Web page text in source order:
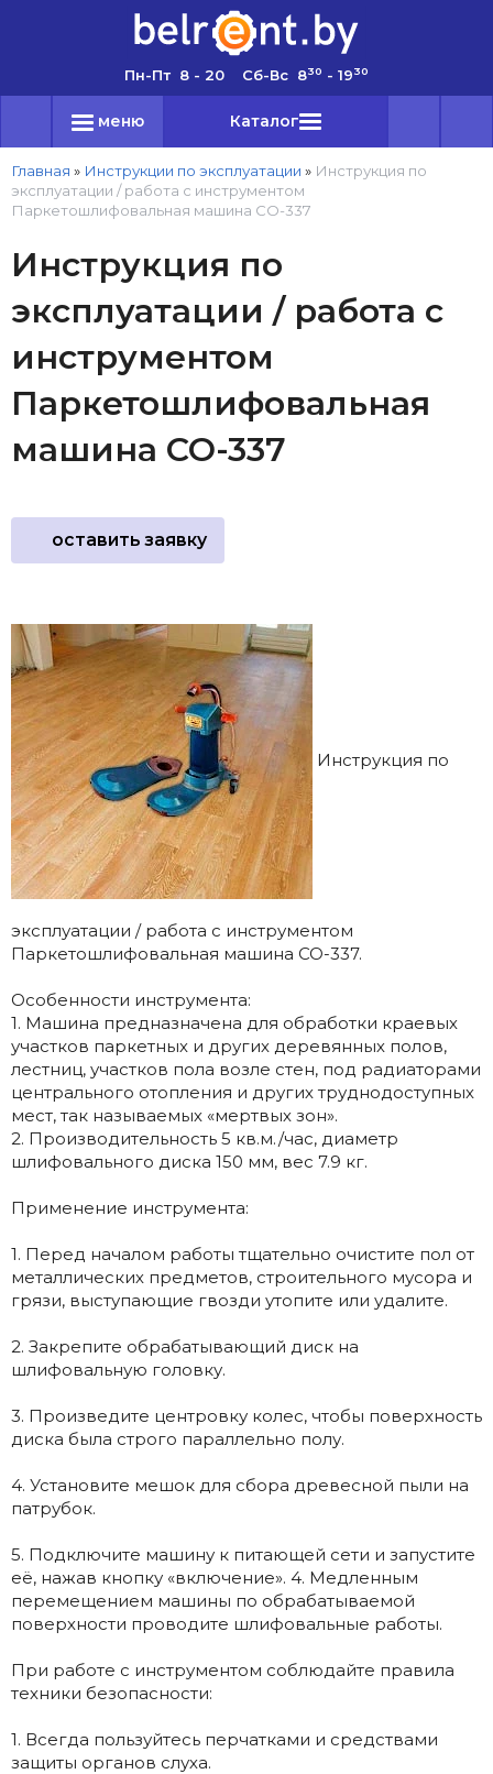
Пн-Пт 8 - 20 Сб-Вс 830 - 1930
меню Каталог
Главная » Инструкции по эксплуатации » Инструкция по
эксплуатации / работа с инструментом
Паркетошлифовальная машина CO-337
Инструкция по
эксплуатации / работа с
инструментом
Паркетошлифовальная
машина CO-337
оставить заявку
Инструкция по
эксплуатации / работа с инструментом
Паркетошлифовальная машина CO-337.
Особенности инструмента:
1. Машина предназначена для обработки краевых
участков паркетных и других деревянных полов,
лестниц, участков пола возле стен, под радиаторами
центрального отопления и других труднодоступных
мест, так называемых «мертвых зон».
2. Производительность 5 кв.м./час, диаметр
шлифовального диска 150 мм, вес 7.9 кг.
Применение инструмента:
1. Перед началом работы тщательно очистите пол от
металлических предметов, строительного мусора и
грязи, выступающие гвозди утопите или удалите.
2. Закрепите обрабатывающий диск на
шлифовальную головку.
3. Произведите центровку колес, чтобы поверхность
диска была строго параллельно полу.
4. Установите мешок для сбора древесной пыли на
патрубок.
5. Подключите машину к питающей сети и запустите
её, нажав кнопку «включение». 4. Медленным
перемещением машины по обрабатываемой
поверхности проводите шлифовальные работы.
При работе с инструментом соблюдайте правила
техники безопасности:
1. Всегда пользуйтесь перчатками и средствами
защиты органов слуха.